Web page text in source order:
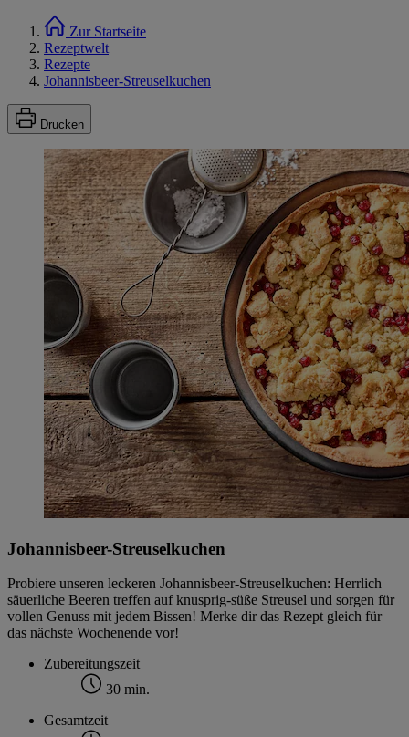
Zur Startseite
Rezeptwelt
Rezepte
Johannisbeer-Streuselkuchen
Drucken
Johannisbeer-Streuselkuchen
Probiere unseren leckeren Johannisbeer-Streuselkuchen: Herrlich
säuerliche Beeren treffen auf knusprig-süße Streusel und sorgen für
vollen Genuss mit jedem Bissen! Merke dir das Rezept gleich für
das nächste Wochenende vor!
Zubereitungszeit
30 min.
Gesamtzeit